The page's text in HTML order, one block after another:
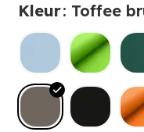
Kleur: Toffee